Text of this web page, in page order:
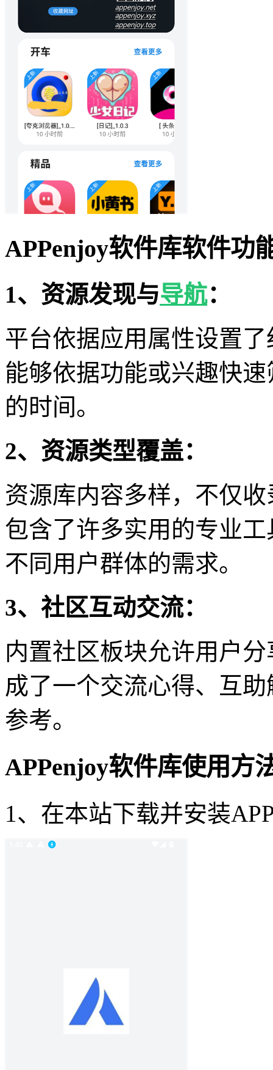
APPenjoy软件库软件功
1、资源发现与导航：
平台依据应用属性设置
能够依据功能或兴趣快
的时间。
2、资源类型覆盖：
资源库内容多样，不仅
包含了许多实用的专业
不同用户群体的需求。
3、社区互动交流：
内置社区板块允许用户
成了一个交流心得、互
参考。
APPenjoy软件库使用方
1、在本站下载并安装